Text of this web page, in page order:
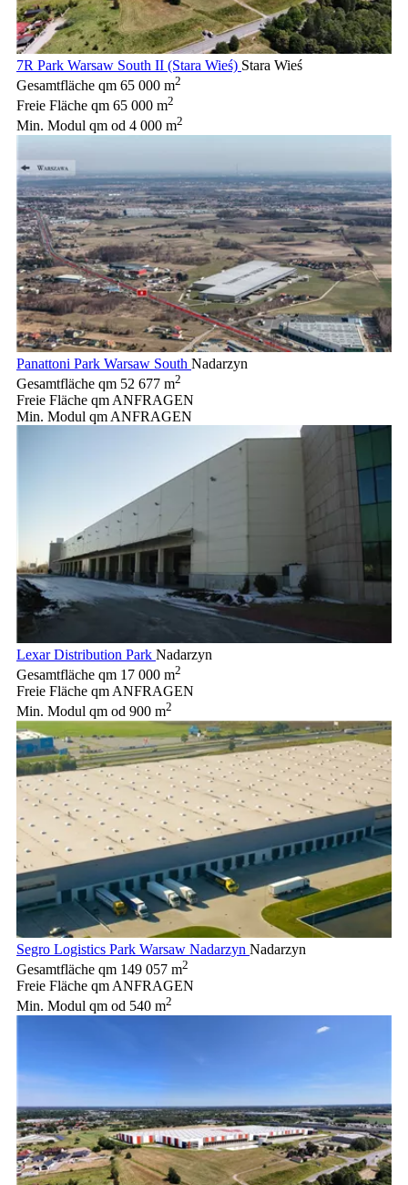
7R Park Warsaw South II (Stara Wieś) Stara Wieś
Gesamtfläche qm 65 000 m2
Freie Fläche qm 65 000 m2
Min. Modul qm od 4 000 m2
Panattoni Park Warsaw South Nadarzyn
Gesamtfläche qm 52 677 m2
Freie Fläche qmANFRAGEN
Min. Modul qmANFRAGEN
Lexar Distribution Park Nadarzyn
Gesamtfläche qm 17 000 m2
Freie Fläche qm ANFRAGEN
Min. Modul qm od 900 m2
Segro Logistics Park Warsaw Nadarzyn Nadarzyn
Gesamtfläche qm 149 057 m2
Freie Fläche qmANFRAGEN
Min. Modul qm od 540 m2